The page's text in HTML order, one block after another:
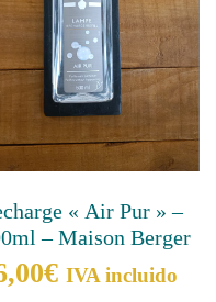
« Air Pur » –
– Maison Berger
€ IVA incluido